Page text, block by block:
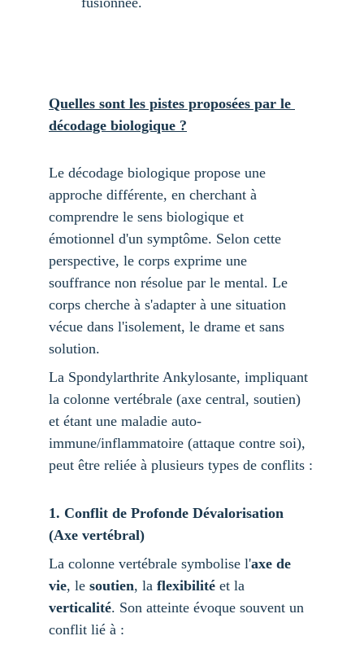
Quelles sont les pistes proposées par le
décodage biologique ?
Le décodage biologique propose une
approche différente, en cherchant à
comprendre le sens biologique et
émotionnel d'un symptôme. Selon cette
perspective, le corps exprime une
souffrance non résolue par le mental. Le
corps cherche à s'adapter à une situation
vécue dans l'isolement, le drame et sans
solution.
La Spondylarthrite Ankylosante, impliquant
la colonne vertébrale (axe central, soutien)
et étant une maladie auto-
immune/inflammatoire (attaque contre soi),
peut être reliée à plusieurs types de conflits :
1. Conflit de Profonde Dévalorisation
(Axe vertébral)
La colonne vertébrale symbolise l'axe de
vie, le soutien, la flexibilité et la
verticalité. Son atteinte évoque souvent un
conflit lié à :